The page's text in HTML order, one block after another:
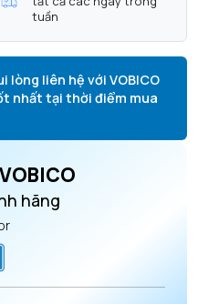
tuần
lòng liên hệ với VOBICO
nhất tại thời điểm mua
hãng